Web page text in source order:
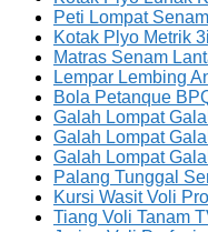
Peti Lompat
Kotak Plyo Metrik
Matras Senam
Lempar Lembing
Bola Petanque
Galah Lompat
Galah Lompat
Galah Lompat
Palang Tunggal
Kursi Wasit Voli
Tiang Voli Tanam